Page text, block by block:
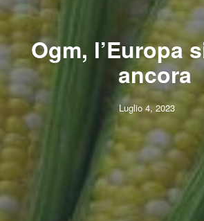
Ogm, l’Europa
ancora
Luglio 4, 2023